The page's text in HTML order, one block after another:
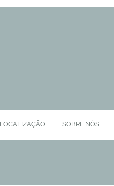
LOCALIZAÇÃO SOBRE NÓS